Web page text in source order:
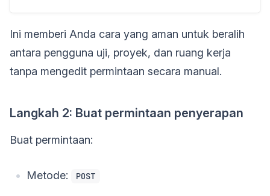
Ini memberi Anda cara yang aman untuk beralih
antara pengguna uji, proyek, dan ruang kerja
tanpa mengedit permintaan secara manual.
Langkah 2: Buat permintaan penyerapan
Buat permintaan:
Metode: POST